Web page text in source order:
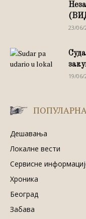
23/06/
19/06/
Дешавања
Локалне вести
Сервисне
Хроника
Београд
Забава